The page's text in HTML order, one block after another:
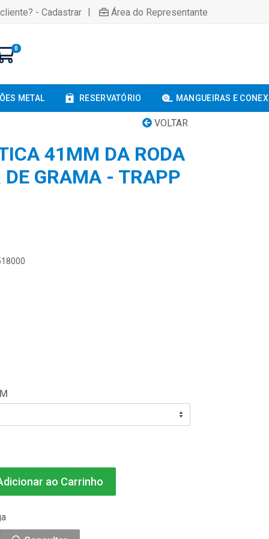
- Cadastrar | Área do Representante
0
METAL RESERVATÓRIO MANGUEIRAS E
VOLTAR
41MM DA RODA
DE GRAMA - TRAPP
ao Carrinho